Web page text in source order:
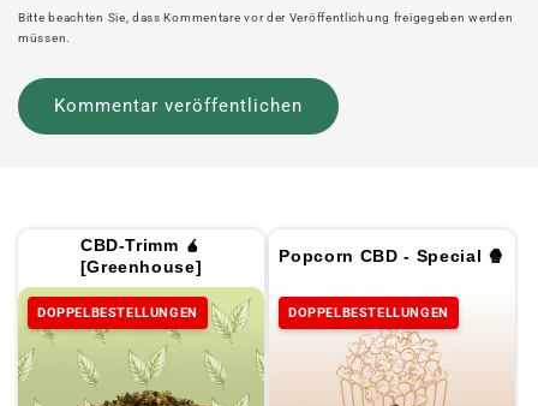
Bitte beachten Sie, dass Kommentare vor der Veröffentlichung freigegeben werden
müssen.
CBD-Trimm 🧉
[Greenhouse]
DOPPELBESTELLUNGEN
Popcorn CBD - Special 🍿
DOPPELBESTELLUNGEN